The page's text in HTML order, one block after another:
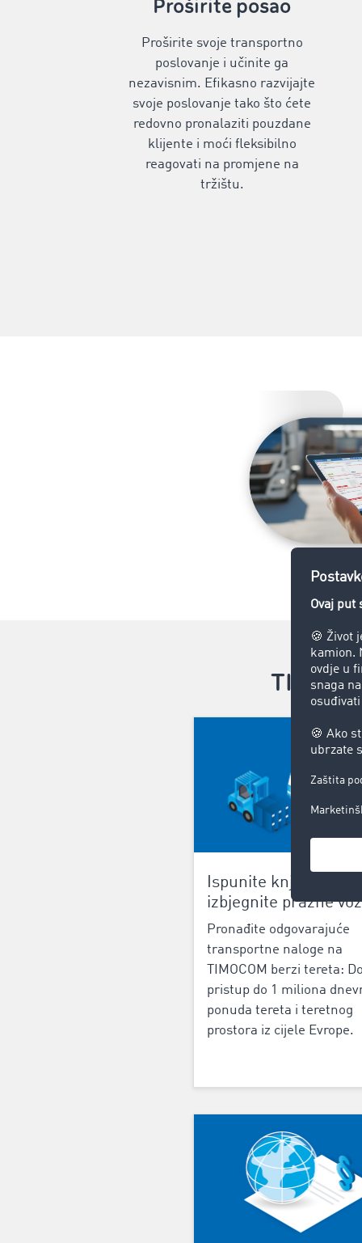
‌Proširite posao
Proširite svoje transportno
poslovanje i učinite ga
nezavisnim. Efikasno razvijajte
svoje poslovanje tako što ćete
redovno pronalaziti pouzdane
klijente i moći fleksibilno
reagovati na promjene na
tržištu.
Ispunite knjige
izbjegnite prazne
‌Pronađite odgovarajuće
transportne naloge na
‌TIMOCOM berzi tereta‌:
pristup do 1 miliona
ponuda tereta i teretnog
prostora iz cijele Evrope.